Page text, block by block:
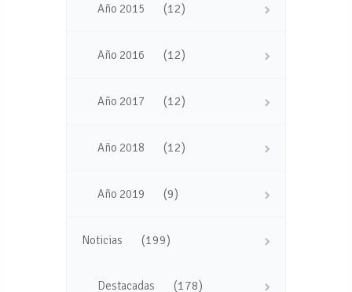
Año 2015 (12)
Año 2016 (12)
Año 2017 (12)
Año 2018 (12)
Año 2019 (9)
Noticias (199)
Destacadas (178)